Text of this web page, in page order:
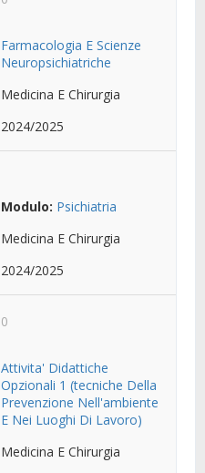
Farmacologia E Scienze
Neuropsichiatriche
Medicina E Chirurgia
2024/2025
Modulo: Psichiatria
Medicina E Chirurgia
2024/2025
0
Attivita' Didattiche
Opzionali 1 (tecniche Della
Prevenzione Nell'ambiente
E Nei Luoghi Di Lavoro)
Medicina E Chirurgia